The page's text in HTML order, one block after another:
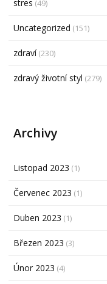
stres (49)
Uncategorized (151)
zdraví(230)
zdravý životní styl (279)
Archivy
Listopad 2023 (1)
Červenec 2023 (1)
Duben 2023 (1)
Březen 2023 (3)
Únor 2023 (4)